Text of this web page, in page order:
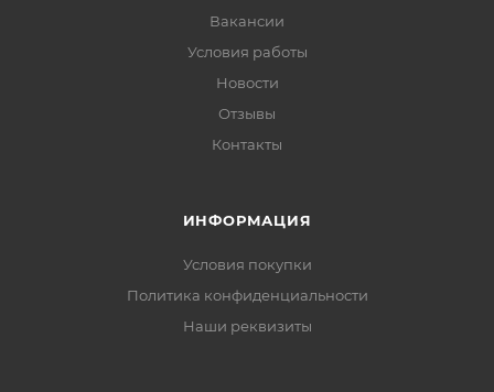
Вакансии
Условия работы
Новости
Отзывы
Контакты
ИНФОРМАЦИЯ
Условия покупки
Политика конфиденциальности
Наши реквизиты